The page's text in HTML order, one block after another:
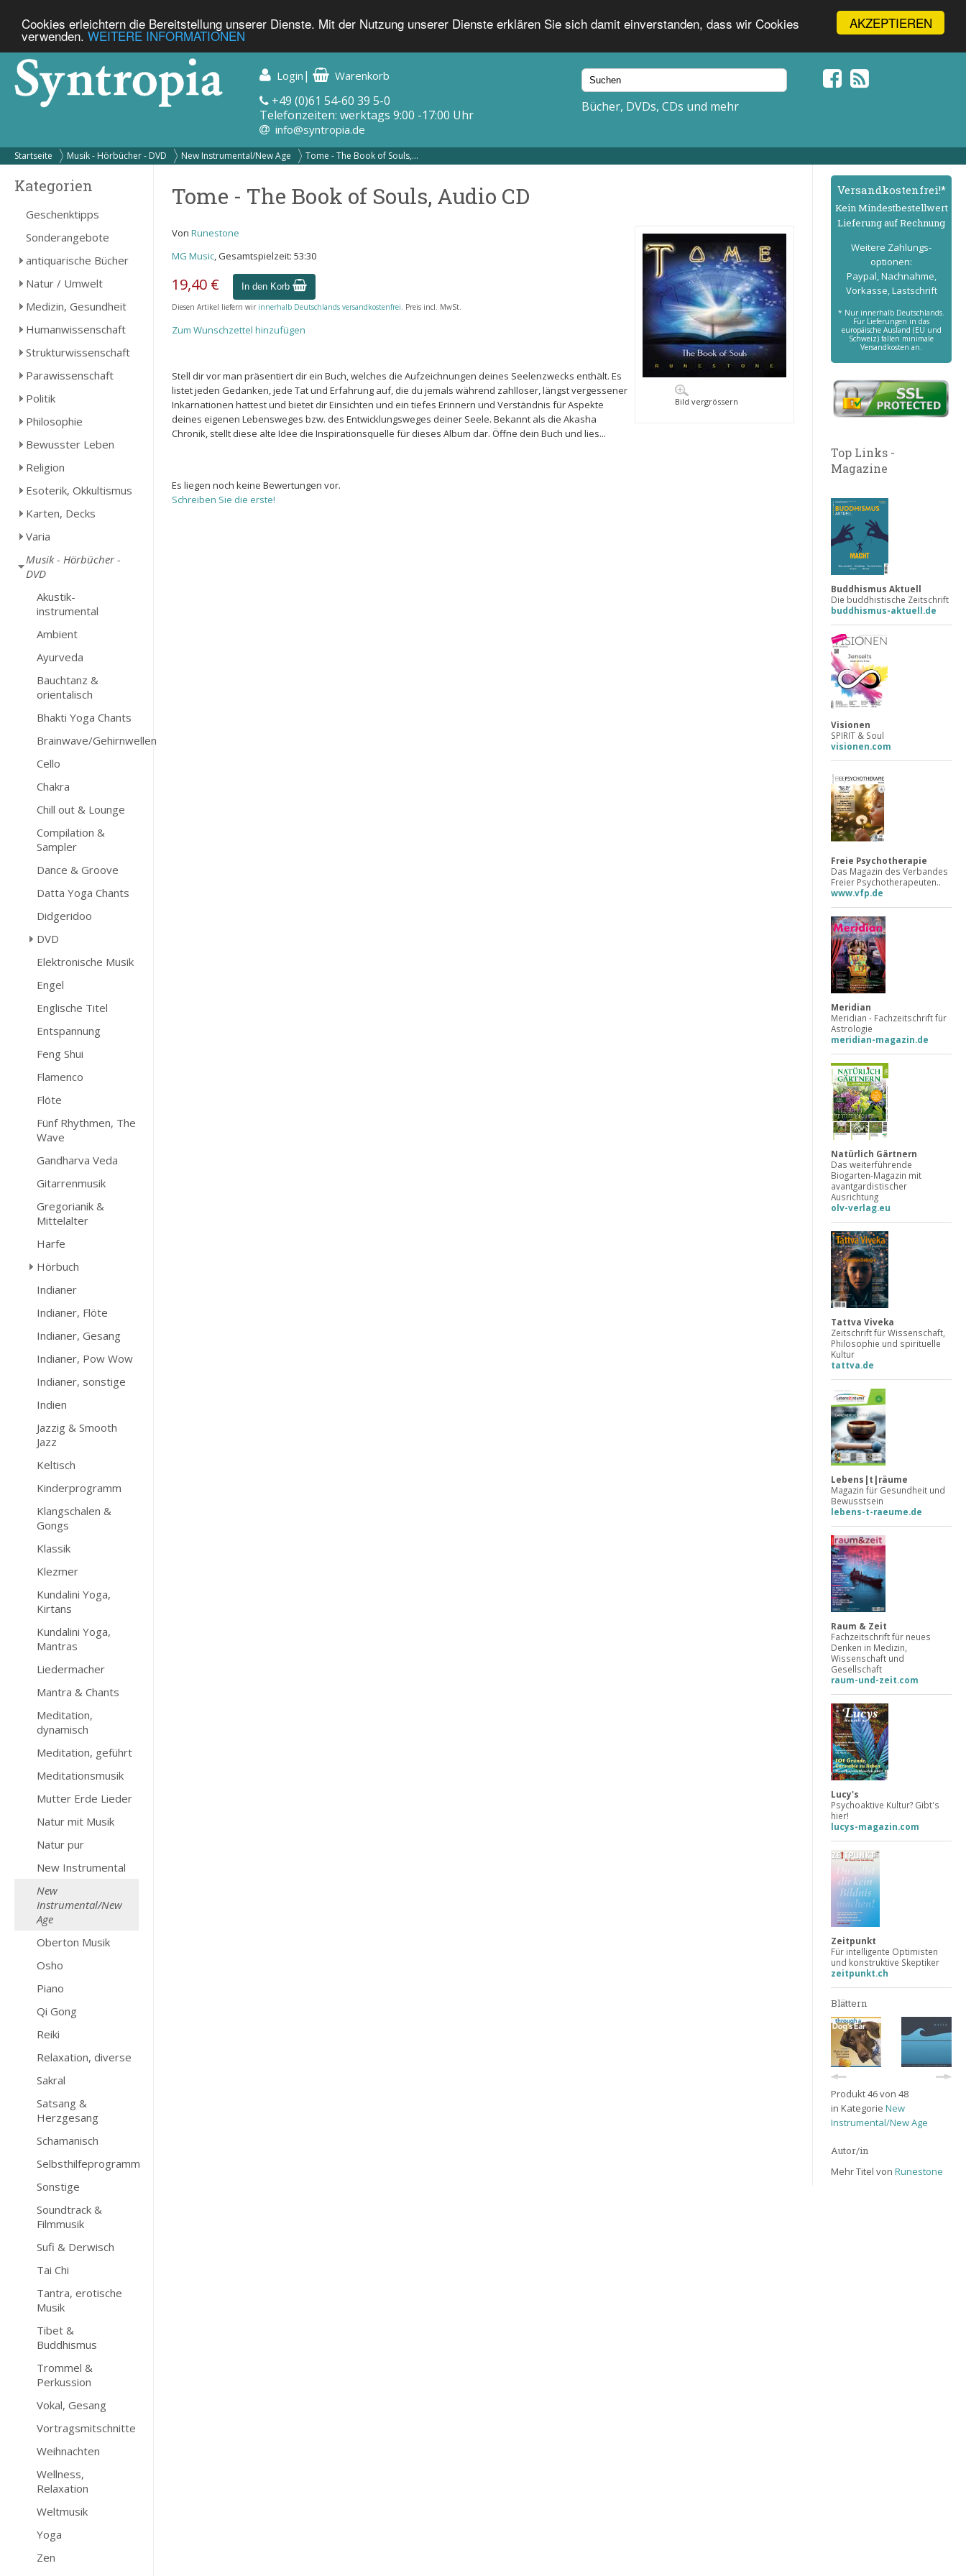
AKZEPTIEREN
Cookies erleichtern die Bereitstellung unserer Dienste. Mit der Nutzung unserer Dienste erklären Sie sich damit einverstanden, dass wir Cookies
verwenden. WEITERE INFORMATIONEN
Login | Warenkorb
+49 (0)61 54-60 39 5-0
Telefonzeiten: werktags 9:00 -17:00 Uhr
info@syntropia.de
Bücher, DVDs, CDs und mehr
Startseite Musik - Hörbücher - DVD New Instrumental/New Age Tome - The Book of Souls,...
Kategorien
Geschenktipps
Sonderangebote
antiquarische Bücher
Natur / Umwelt
Medizin, Gesundheit
Humanwissenschaft
Strukturwissenschaft
Parawissenschaft
Politik
Philosophie
Bewusster Leben
Religion
Esoterik, Okkultismus
Karten, Decks
Varia
Musik - Hörbücher -
DVD
Akustik-
instrumental
Ambient
Ayurveda
Bauchtanz &
orientalisch
Bhakti Yoga Chants
Brainwave/Gehirnwellen
Cello
Chakra
Chill out & Lounge
Compilation &
Sampler
Dance & Groove
Datta Yoga Chants
Didgeridoo
DVD
Elektronische Musik
Engel
Englische Titel
Entspannung
Feng Shui
Flamenco
Flöte
Fünf Rhythmen, The
Wave
Gandharva Veda
Gitarrenmusik
Gregorianik &
Mittelalter
Harfe
Hörbuch
Indianer
Indianer, Flöte
Indianer, Gesang
Indianer, Pow Wow
Indianer, sonstige
Indien
Jazzig & Smooth
Jazz
Keltisch
Kinderprogramm
Klangschalen &
Gongs
Klassik
Klezmer
Kundalini Yoga,
Kirtans
Kundalini Yoga,
Mantras
Liedermacher
Mantra & Chants
Meditation,
dynamisch
Meditation, geführt
Meditationsmusik
Mutter Erde Lieder
Natur mit Musik
Natur pur
New Instrumental
New
Instrumental/New
Age
Oberton Musik
Osho
Piano
Qi Gong
Reiki
Relaxation, diverse
Sakral
Satsang &
Herzgesang
Schamanisch
Selbsthilfeprogramm
Sonstige
Soundtrack &
Filmmusik
Sufi & Derwisch
Tai Chi
Tantra, erotische
Musik
Tibet &
Buddhismus
Trommel &
Perkussion
Vokal, Gesang
Vortragsmitschnitte
Weihnachten
Wellness,
Relaxation
Weltmusik
Yoga
Zen
Tome - The Book of Souls, Audio CD
Bild vergrössern
Von Runestone
MG Music, Gesamtspielzeit: 53:30
19,40 € In den Korb
Diesen Artikel liefern wir innerhalb Deutschlands versandkostenfrei. Preis incl. MwSt.
Zum Wunschzettel hinzufügen
Stell dir vor man präsentiert dir ein Buch, welches die Aufzeichnungen deines Seelenzwecks enthält. Es
listet jeden Gedanken, jede Tat und Erfahrung auf, die du jemals während zahlloser, längst vergessener
Inkarnationen hattest und bietet dir Einsichten und ein tiefes Erinnern und Verständnis für Aspekte
deines eigenen Lebensweges bzw. des Entwicklungsweges deiner Seele. Bekannt als die Akasha
Chronik, stellt diese alte Idee die Inspirationsquelle für dieses Album dar. Öffne dein Buch und lies...
Es liegen noch keine Bewertungen vor.
Schreiben Sie die erste!
Versand­kostenfrei!*
Kein Mindest­bestell­wert
Lieferung auf Rechnung
Weitere Zahlungs­
optionen:
Paypal, Nachnahme,
Vorkasse, Lastschrift
* Nur innerhalb Deutschlands.
Für Lieferungen in das
europäische Ausland (EU und
Schweiz) fallen minimale
Versandkosten an.
Top Links -
Magazine
Buddhismus Aktuell
Die buddhistische Zeitschrift
buddhismus-aktuell.de
Visionen
SPIRIT & Soul
visionen.com
Freie Psychotherapie
Das Magazin des Verbandes
Freier Psychotherapeuten..
www.vfp.de
Meridian
Meridian - Fachzeitschrift für
Astrologie
meridian-magazin.de
Natürlich Gärtnern
Das weiterführende
Biogarten-Magazin mit
avantgardistischer
Ausrichtung
olv-verlag.eu
Tattva Viveka
Zeitschrift für Wissenschaft,
Philosophie und spirituelle
Kultur
tattva.de
Lebens|t|räume
Magazin für Gesundheit und
Bewusstsein
lebens-t-raeume.de
Raum & Zeit
Fachzeitschrift für neues
Denken in Medizin,
Wissenschaft und
Gesellschaft
raum-und-zeit.com
Lucy's
Psychoaktive Kultur? Gibt's
hier!
lucys-magazin.com
Zeitpunkt
Für intelligente Optimisten
und konstruktive Skeptiker
zeitpunkt.ch
Blättern
Produkt 46 von 48
in Kategorie New
Instrumental/New Age
Autor/in
Mehr Titel von Runestone